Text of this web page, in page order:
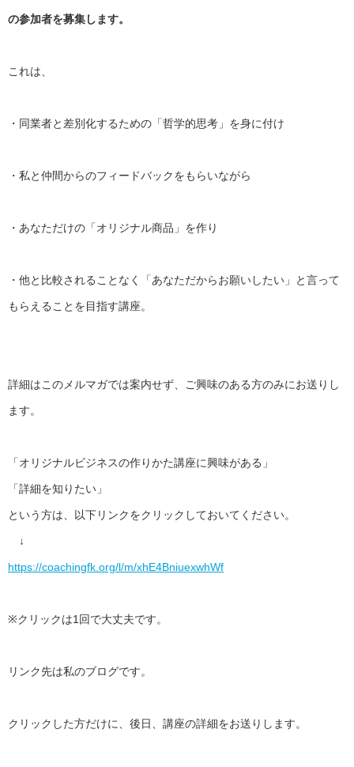
の参加者を募集します。
これは、
・同業者と差別化するための「哲学的思考」を身に付け
・私と仲間からのフィードバックをもらいながら
・あなただけの「オリジナル商品」を作り
・他と比較されることなく「あなただからお願いしたい」 と言って
もらえることを目指す講座。
詳細はこのメルマガでは案内せず、 ご興味のある方のみにお送りし
ます。
「オリジナルビジネスの作りかた講座に興味がある」
「詳細を知りたい」
という方は、以下リンクをクリックしておいてください。
↓
https://coachingfk.org/l/m/xhE4BniuexwhWf
※クリックは1回で大丈夫です。
リンク先は私のブログです。
クリックした方だけに、後日、講座の詳細をお送りします。